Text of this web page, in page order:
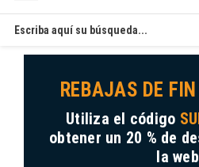
Ir
Buscar
en
REBAJAS DE
Utiliza el código
obtener un 20 % de
la web